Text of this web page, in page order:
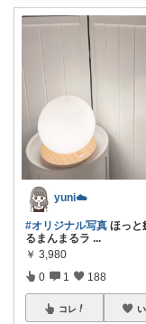
yuni☁️
#オリジナル写真 ほっと
るまんまるラ ...
￥ 3,980
0 1 188
コレ